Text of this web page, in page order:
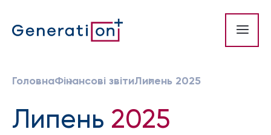
ГоловнаФінансові звітиЛипень 2025
Липень 2025